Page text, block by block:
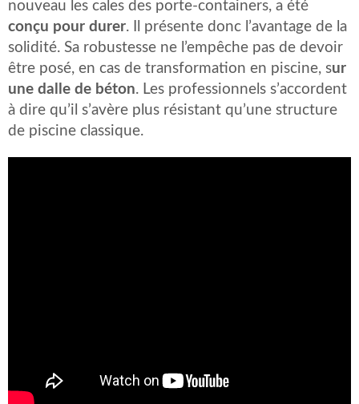
nouveau les cales des porte-containers, a été
conçu pour durer. Il présente donc l’avantage de la
solidité. Sa robustesse ne l’empêche pas de devoir
être posé, en cas de transformation en piscine, sur
une dalle de béton. Les professionnels s’accordent
à dire qu’il s’avère plus résistant qu’une structure
de piscine classique.